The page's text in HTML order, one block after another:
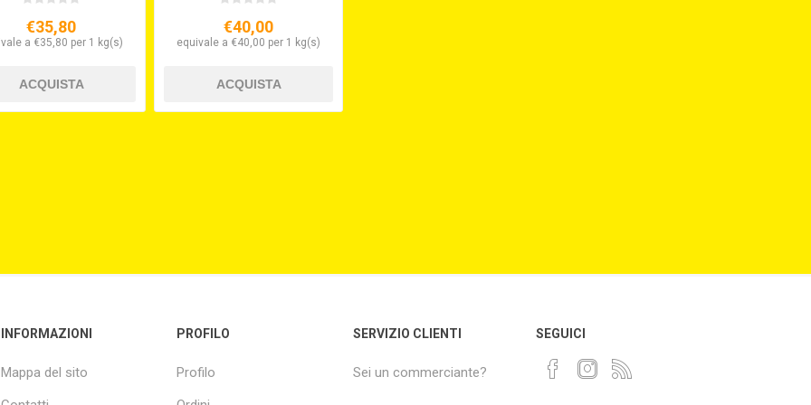
€35,80
a €35,80 per 1 kg(s)
€40,00
equivale a €40,00 per 1 kg(s)
INFORMAZIONI
Mappa del sito
PROFILO
Profilo
SERVIZIO CLIENTI
Sei un commerciante?
SEGUICI